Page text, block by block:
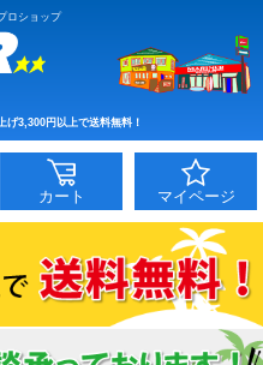
ロショップ
げ3,300円以上で送料無料！
カート マイページ